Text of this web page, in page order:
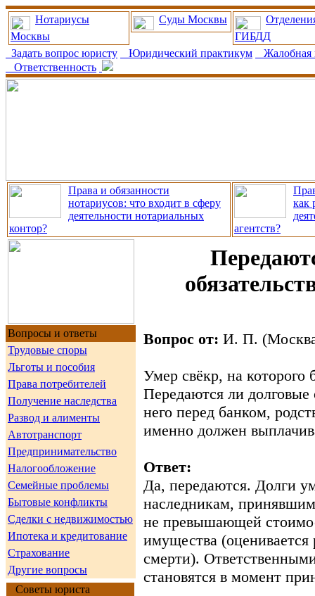
Нотариусы
Москвы
Суды Москвы
ГИБДД
Задать вопрос юристу
Юридический практикум
Жалобная
Ответственность
Права и обязанности
нотариусов: что входит в сферу
деятельности нотариальных
контор?
как
агентств?
Вопросы и ответы
Трудовые споры
Льготы и пособия
Права потребителей
Получение наследства
Развод и алименты
Автотранспорт
Предпринимательство
Налогообложение
Семейные проблемы
Бытовые конфликты
Сделки с недвижимостью
Ипотека и кредитование
Страхование
Другие вопросы
Советы юриста
Вопрос от: И. П.
Умер свёкр, на
Передаются ли
него перед банком,
именно должен
Ответ:
Да, передаются. Долги
наследникам,
не превышающей
имущества
смерти).
становятся в момент